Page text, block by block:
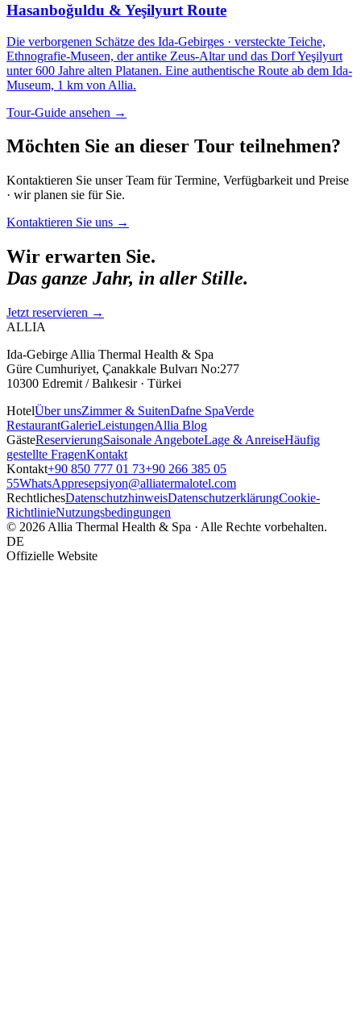
Hasanboğuldu & Yeşilyurt Route
Die verborgenen Schätze des Ida-Gebirges · versteckte Teiche,
Ethnografie-Museen, der antike Zeus-Altar und das Dorf Yeşilyurt
unter 600 Jahre alten Platanen. Eine authentische Route ab dem Ida-
Museum, 1 km von Allia.
Tour-Guide ansehen →
Möchten Sie an dieser Tour teilnehmen?
Kontaktieren Sie unser Team für Termine, Verfügbarkeit und Preise
· wir planen sie für Sie.
Kontaktieren Sie uns →
Wir erwarten Sie.
Das ganze Jahr, in aller Stille.
Jetzt reservieren →
ALLIA
Ida-Gebirge Allia Thermal Health & Spa
Güre Cumhuriyet, Çanakkale Bulvarı No:277
10300 Edremit / Balıkesir · Türkei
HotelÜber unsZimmer & SuitenDafne SpaVerde
RestaurantGalerieLeistungenAllia Blog
GästeReservierungSaisonale AngeboteLage & AnreiseHäufig
gestellte FragenKontakt
Kontakt+90 850 777 01 73+90 266 385 05
55WhatsAppresepsiyon@alliatermalotel.com
RechtlichesDatenschutzhinweisDatenschutzerklärungCookie-
RichtlinieNutzungsbedingungen
© 2026 Allia Thermal Health & Spa · Alle Rechte vorbehalten.
DE
Offizielle Website